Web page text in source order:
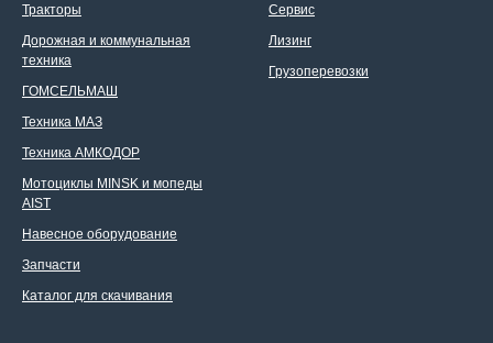
Тракторы
Дорожная и коммунальная
техника
ГОМСЕЛЬМАШ
Техника МАЗ
Техника АМКОДОР
Мотоциклы MINSK и мопеды
AIST
Навесное оборудование
Запчасти
Каталог для скачивания
Сервис
Лизинг
Грузоперевозки